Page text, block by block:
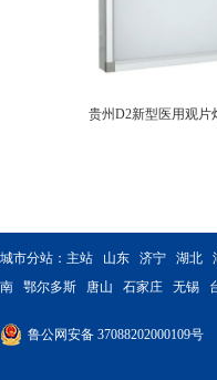
贵州D2新型医用观片
城市分站： 主站 山东 济宁 湖北
南
鄂尔多斯 唐山 石家庄 无锡
鲁公网安备 37088202000109号